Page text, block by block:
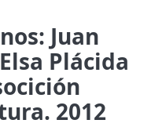
Juan
Plácida
2012